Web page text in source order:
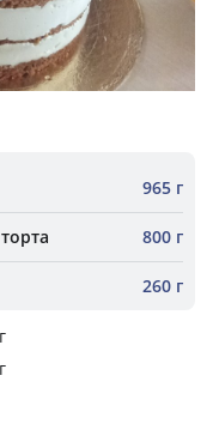
965 г
800 г
260 г
г
г